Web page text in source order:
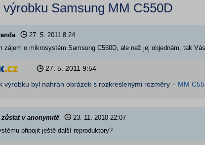
Samsung MM C550D
27. 5. 2011 8:24
zájem o mikrosystém Samsung C550D, ale než jej objednám, tak
27. 5. 2011 9:54
výrobku byl nahrán obrázek s rozkreslenými rozměry – MM
v anonymitě 23. 11. 2010 22:07
připojit ještě další reproduktory?